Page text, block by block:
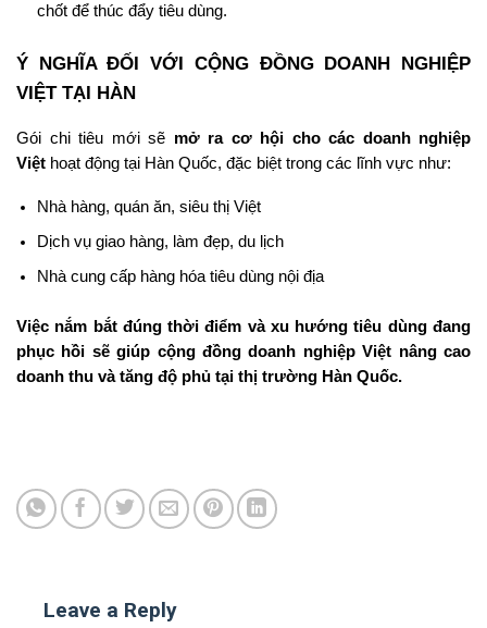
chốt để thúc đẩy tiêu dùng.
Ý NGHĨA ĐỐI VỚI CỘNG ĐỒNG DOANH NGHIỆP
VIỆT TẠI HÀN
Gói chi tiêu mới sẽ mở ra cơ hội cho các doanh nghiệp
Việt hoạt động tại Hàn Quốc, đặc biệt trong các lĩnh vực như:
Nhà hàng, quán ăn, siêu thị Việt
Dịch vụ giao hàng, làm đẹp, du lịch
Nhà cung cấp hàng hóa tiêu dùng nội địa
Việc nắm bắt đúng thời điểm và xu hướng tiêu dùng đang
phục hồi sẽ giúp cộng đồng doanh nghiệp Việt nâng cao
doanh thu và tăng độ phủ tại thị trường Hàn Quốc.
Leave a Reply